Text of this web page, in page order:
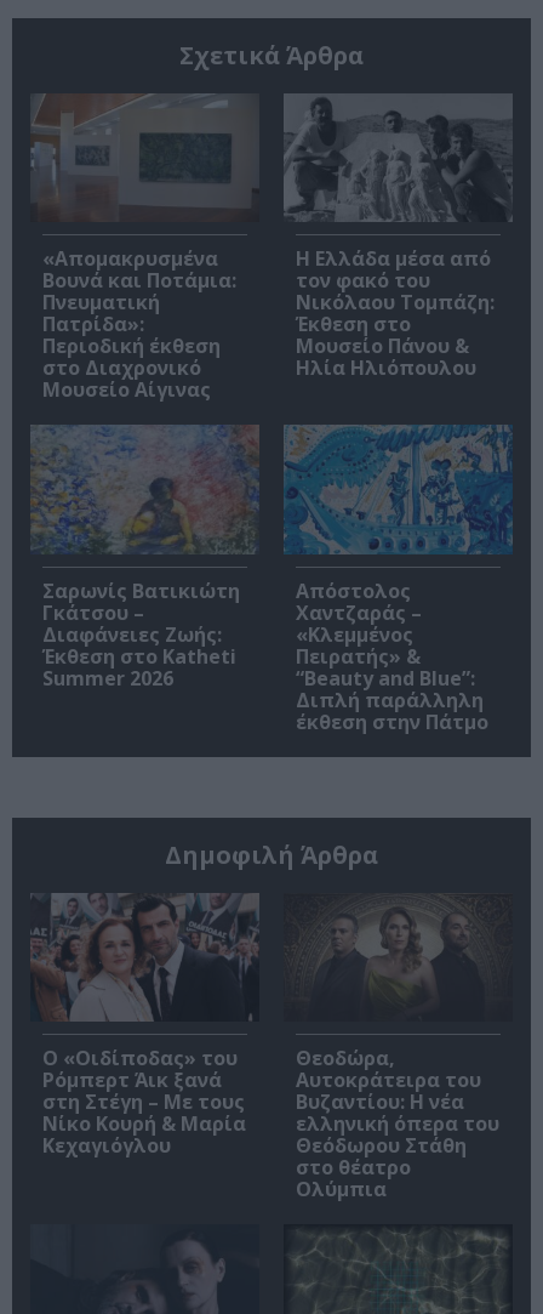
Σχετικά Άρθρα
«Απομακρυσμένα
Βουνά και Ποτάμια:
Πνευματική
Πατρίδα»:
Περιοδική έκθεση
στο Διαχρονικό
Μουσείο Αίγινας
Η Ελλάδα μέσα από
τον φακό του
Νικόλαου Τομπάζη:
Έκθεση στο
Μουσείο Πάνου &
Ηλία Ηλιόπουλου
Σαρωνίς Βατικιώτη
Γκάτσου –
Διαφάνειες Ζωής:
Έκθεση στο Katheti
Summer 2026
Απόστολος
Χαντζαράς –
«Κλεμμένος
Πειρατής» &
“Beauty and Blue”:
Διπλή παράλληλη
έκθεση στην Πάτμο
Δημοφιλή Άρθρα
O «Οιδίποδας» του
Ρόμπερτ Άικ ξανά
στη Στέγη – Με τους
Νίκο Κουρή & Μαρία
Κεχαγιόγλου
Θεοδώρα,
Αυτοκράτειρα του
Βυζαντίου: Η νέα
ελληνική όπερα του
Θεόδωρου Στάθη
στο θέατρο
Ολύμπια